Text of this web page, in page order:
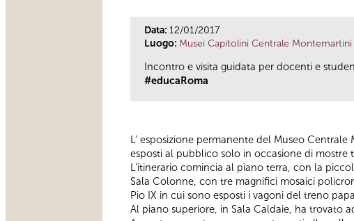
Data: 12/01/2017
Luogo: Musei Capitolini Centrale Montemartini
Incontro e visita guidata per docenti e
#educaRoma
L’ esposizione permanente del Museo
esposti al pubblico solo in occasione di mostre
L’itinerario comincia al piano terra, con la
Sala Colonne, con tre magnifici mosaici
Pio IX in cui sono esposti i vagoni del treno
Al piano superiore, in Sala Caldaie, ha trovato